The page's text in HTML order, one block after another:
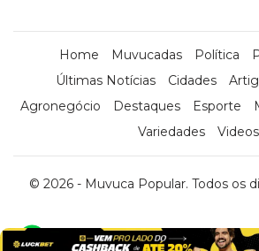
Home Muvucadas Política
Últimas Notícias
Cidades
Agronegócio
Destaques Esporte
Variedades
Videos
© 2026 - Muvuca Popular. Todos os